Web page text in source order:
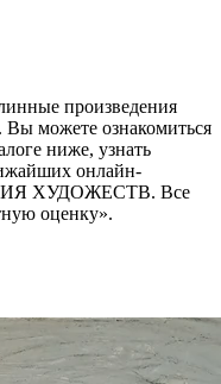
произведения
можете ознакомиться
ниже, узнать
онлайн-
ХУДОЖЕСТВ. Все
оценку».